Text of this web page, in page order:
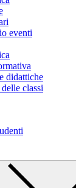
eventi
didattiche
classi